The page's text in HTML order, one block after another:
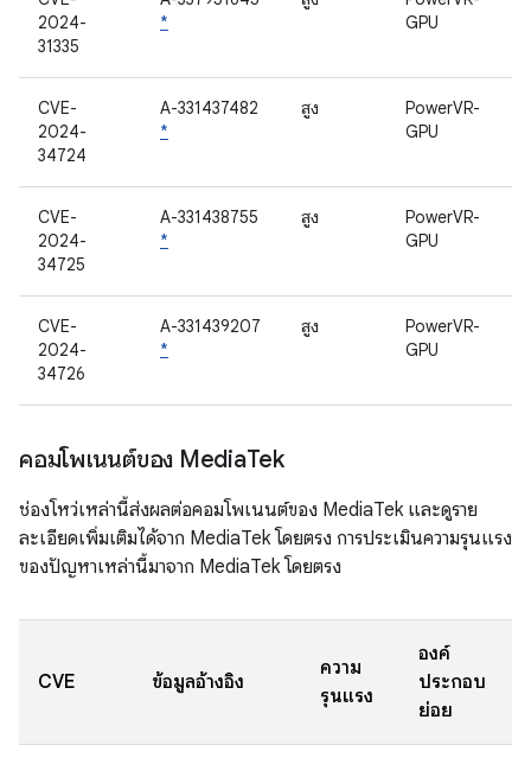
2024-
31335
*
GPU
CVE-
2024-
34724
A-331437482
*
สูง
PowerVR-
GPU
CVE-
2024-
34725
A-331438755
*
สูง
PowerVR-
GPU
CVE-
2024-
34726
A-331439207
*
สูง
PowerVR-
GPU
คอมโพเนนต์ของ MediaTek
ช่องโหว่เหล่านี้ส่งผลต่อคอมโพเนนต์ของ MediaTek และดูราย
ละเอียดเพิ่มเติมได้จาก MediaTek โดยตรง การประเมินความรุนแรง
ของปัญหาเหล่านี้มาจาก MediaTek โดยตรง
CVE ข้อมูลอ้างอิง
ความ
รุนแรง
องค์
ประกอบ
ย่อย